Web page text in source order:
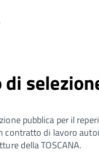
pubblica per il
contratto di lavoro
della TOSCANA.